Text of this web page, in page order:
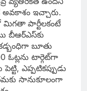
ఇచ్చారు.
మిగతా పార్టీలకంటే
బీఆర్‌ఎస్‌కు
బూతు
ఓట్లను టార్గెట్‌గా
ఎప్పటికప్పుడు
తమకు సానుకూలంగా